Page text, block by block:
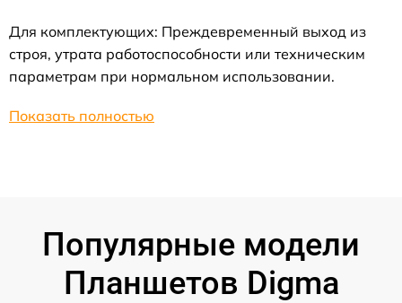
Для комплектующих: Преждевременный выход из
строя, утрата работоспособности или техническим
параметрам при нормальном использовании.
Показать полностью
Популярные модели
Планшетов Digma